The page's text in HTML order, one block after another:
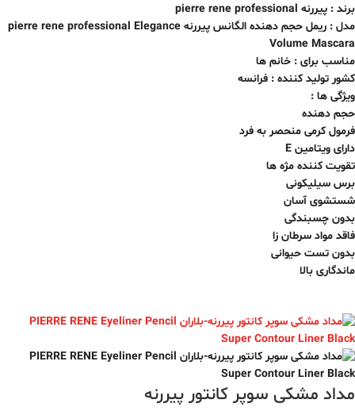
برند : پیررنه pierre rene professional
مدل : ریمل حجم دهنده الگانس پیررنه pierre rene professional Elegance
Volume Mascara
مناسب برای : خانم ها
کشور تولید کننده : فرانسه
ویژگی ها :
حجم دهنده
فرمول کرمی منحصر به فرد
دارای ویتامین E
تقویت کننده مژه ها
برس سیلیکونی
شستشوی آسان
بدون چسبندگی
فاقد مواد سرطان زا
بدون تست حیوانی
ماندگاری بالا
مداد مشکی سوپر کانتور پیررنه